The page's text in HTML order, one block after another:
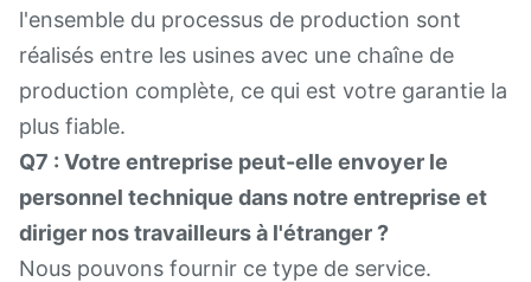
l'ensemble du processus de production sont
réalisés entre les usines avec une chaîne de
production complète, ce qui est votre garantie la
plus fiable.
Q7 : Votre entreprise peut-elle envoyer le
personnel technique dans notre entreprise et
diriger nos travailleurs à l'étranger ?
Nous pouvons fournir ce type de service.